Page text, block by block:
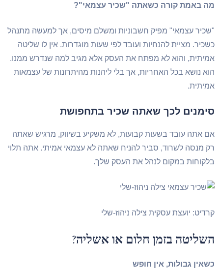
באמת קורה כשאתה "שכיר עצמאי"?
עצמאי" מפיק חשבוניות ומשלם מיסים, אך למעשה מתנהל
מציית להנחיות ועובד לפי שעות מוגדרות. אין לו שליטה
והוא לא מפתח את העסק אלא מגיב למה שנדרש ממנו.
נושא בכל האחריות, אך בלי ליהנות מהיתרונות של עצמאות
לכך שאתה שכיר בתחפושת
אתה עובד בשעות קבועות, לא משקיע בשיווק, מרגיש שאתה
מנסה לשרוד, סביר להניח שאתה לא עצמאי אמיתי. אתה תלוי
במקום לנהל את העסק שלך.
יועצת עסקית צילה ניהוז-שלי
בזמן חלום או אשליה?
גבולות, אין חופש